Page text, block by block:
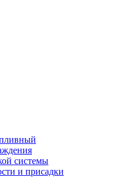
системы
и присадки